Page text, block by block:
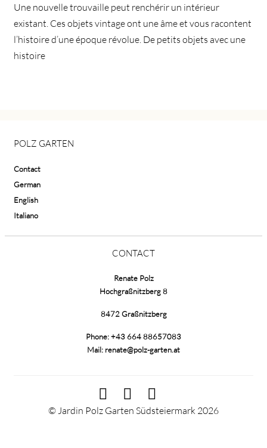
Une nouvelle trouvaille peut renchérir un intérieur
existant. Ces objets vintage ont une âme et vous racontent
l’histoire d’une époque révolue. De petits objets avec une
histoire
POLZ GARTEN
Contact
German
English
Italiano
CONTACT
Renate Polz
Hochgraßnitzberg 8
8472 Graßnitzberg
Phone:+43 664 88657083
Mail: renate@polz-garten.at
© Jardin Polz Garten Südsteiermark 2026